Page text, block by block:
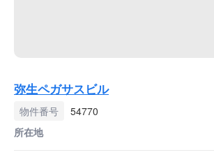
弥生ペガサスビル
物件番号
54770
所在地